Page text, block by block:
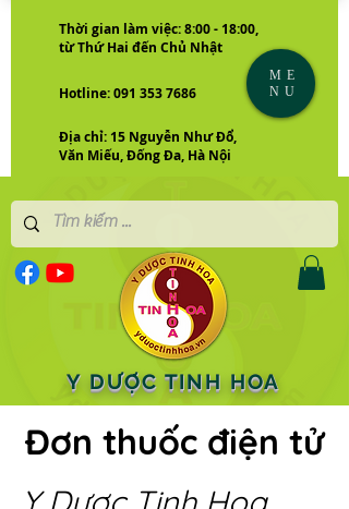
Thời gian làm việc: 8:00 - 18:00,
từ Thứ Hai đến Chủ Nhật
Hotline: 091 353 7686
Địa chỉ: 15 Nguyễn Như Đổ,
Văn Miếu, Đống Đa, Hà Nội
Y DƯỢC TINH HOA
ME
NU
Đơn thuốc điện tử